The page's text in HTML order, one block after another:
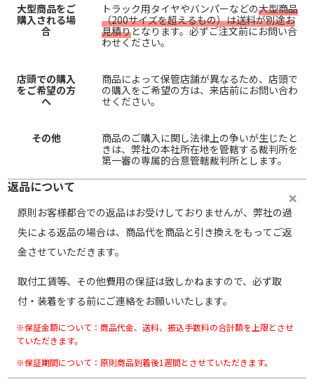
大型商品をご
購入される場
合
トラック用タイヤやバンパーなどの大型商品
（200サイズを超えるもの）は送料が別途お
見積りとなります。必ずご注文前にお問い合
わせください。
店頭での購入
をご希望の方
へ
商品によって保管店舗が異なるため、店頭で
の購入をご希望の方は、来店前にお問い合わ
せください。
その他
商品のご購入に関し法律上の争いが生じたと
きは、弊社の本社所在地を管轄する裁判所を
第一審の専属的合意管轄裁判所とします。
返品について
原則お客様都合での返品はお受けしておりませんが、弊社の過
失による返品の場合は、商品代を商品と引き換えをもってご返
金させていただきます。
取付工賃等、その他費用の保証は致しかねますので、必ず取
付・装着をする前にご連絡をお願いいたします。
※保証金額について：商品代金、送料、振込手数料の合計額を上限とさせ
ていただきます。
※保証期間について：原則商品到着後1週間とさせていただきます。